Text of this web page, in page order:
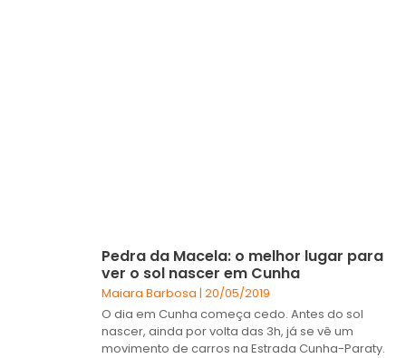
Pedra da Macela: o melhor lugar para
ver o sol nascer em Cunha
Maiara Barbosa 20/05/2019
O dia em Cunha começa cedo. Antes do sol
nascer, ainda por volta das 3h, já se vê um
movimento de carros na Estrada Cunha-Paraty.